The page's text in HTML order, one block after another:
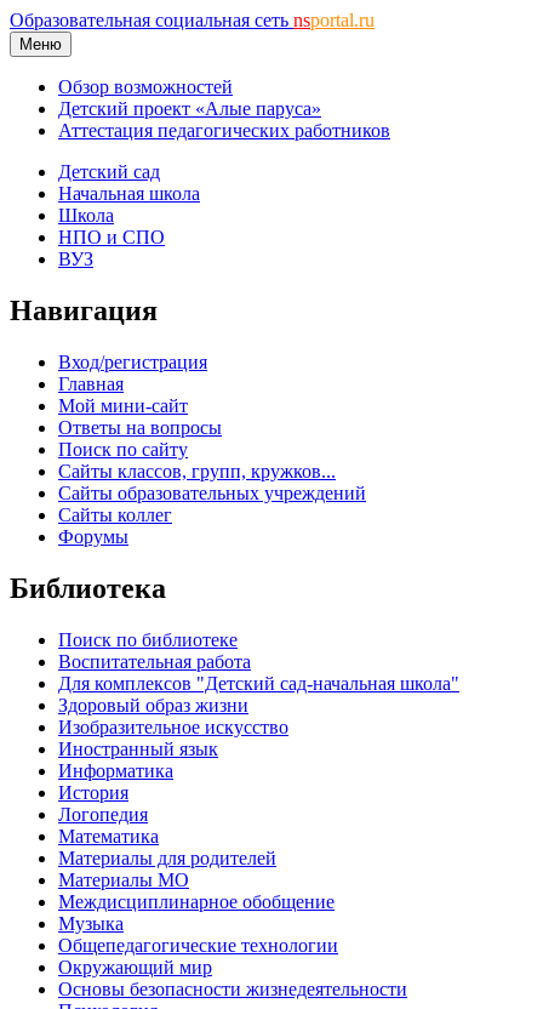
Образовательная социальная сеть nsportal.ru
Меню
Обзор возможностей
Детский проект «Алые паруса»
Аттестация педагогических работников
Детский сад
Начальная школа
Школа
НПО и СПО
ВУЗ
Навигация
Вход/регистрация
Главная
Мой мини-сайт
Ответы на вопросы
Поиск по сайту
Сайты классов, групп, кружков...
Сайты образовательных учреждений
Сайты коллег
Форумы
Библиотека
Поиск по библиотеке
Воспитательная работа
Для комплексов "Детский сад-начальная школа"
Здоровый образ жизни
Изобразительное искусство
Иностранный язык
Информатика
История
Логопедия
Математика
Материалы для родителей
Материалы МО
Междисциплинарное обобщение
Музыка
Общепедагогические технологии
Окружающий мир
Основы безопасности жизнедеятельности